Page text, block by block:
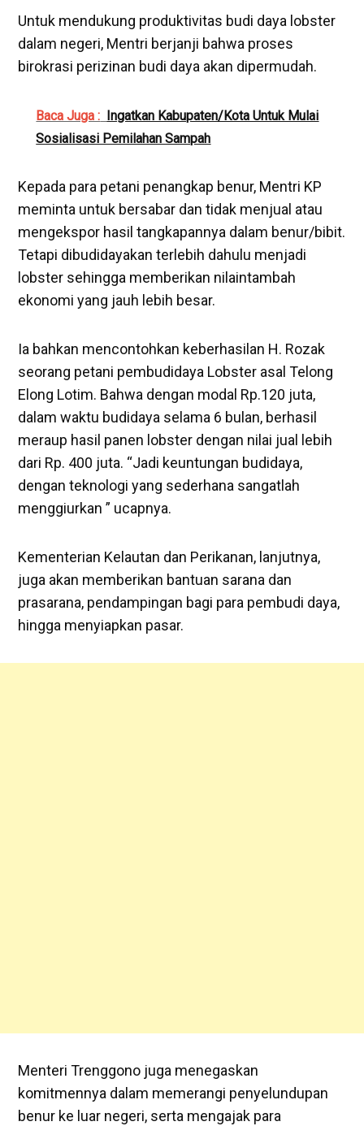
Untuk mendukung produktivitas budi daya lobster
dalam negeri, Mentri berjanji bahwa proses
birokrasi perizinan budi daya akan dipermudah.
Baca Juga :
Ingatkan Kabupaten/Kota Untuk Mulai
Sosialisasi Pemilahan Sampah
Kepada para petani penangkap benur, Mentri KP
meminta untuk bersabar dan tidak menjual atau
mengekspor hasil tangkapannya dalam benur/bibit.
Tetapi dibudidayakan terlebih dahulu menjadi
lobster sehingga memberikan nilaintambah
ekonomi yang jauh lebih besar.
Ia bahkan mencontohkan keberhasilan H. Rozak
seorang petani pembudidaya Lobster asal Telong
Elong Lotim. Bahwa dengan modal Rp.120 juta,
dalam waktu budidaya selama 6 bulan, berhasil
meraup hasil panen lobster dengan nilai jual lebih
dari Rp. 400 juta. “Jadi keuntungan budidaya,
dengan teknologi yang sederhana sangatlah
menggiurkan ” ucapnya.
Kementerian Kelautan dan Perikanan, lanjutnya,
juga akan memberikan bantuan sarana dan
prasarana, pendampingan bagi para pembudi daya,
hingga menyiapkan pasar.
Menteri Trenggono juga menegaskan
komitmennya dalam memerangi penyelundupan
benur ke luar negeri, serta mengajak para